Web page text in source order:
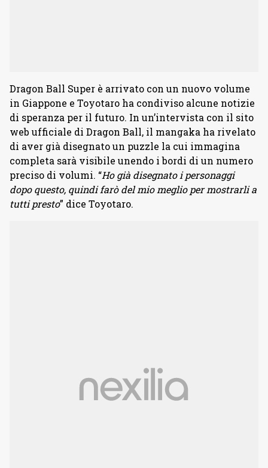
Dragon Ball Super è arrivato con un nuovo volume
in Giappone e Toyotaro ha condiviso alcune notizie
di speranza per il futuro. In un’intervista con il sito
web ufficiale di Dragon Ball, il mangaka ha rivelato
di aver già disegnato un puzzle la cui immagina
completa sarà visibile unendo i bordi di un numero
preciso di volumi. “Ho già disegnato i personaggi
dopo questo, quindi farò del mio meglio per mostrarli a
tutti presto” dice Toyotaro.